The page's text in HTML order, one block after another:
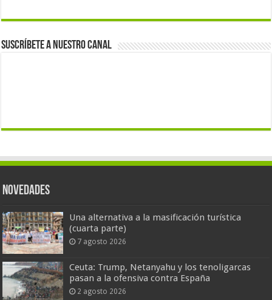
Suscríbete a nuestro canal
Novedades
Una alternativa a la masificación turística
(cuarta parte)
7 agosto 2026
Ceuta: Trump, Netanyahu y los tenoligarcas
pasan a la ofensiva contra España
2 agosto 2026